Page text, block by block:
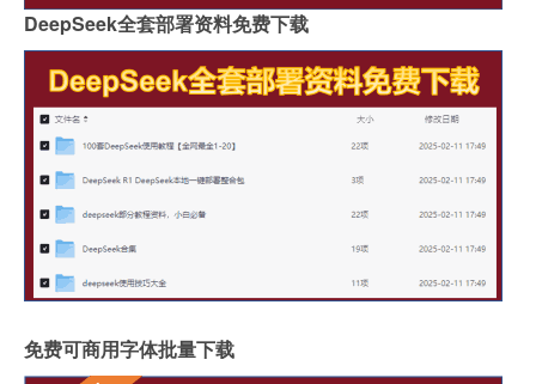
DeepSeek全套部署资料免费下载
免费可商用字体批量下载